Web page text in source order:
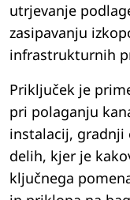
utrjevanje
zasipavanju
infrastrukturnih
Priključek je
pri polaganju
instalacij, gradnji
delih, kjer je
ključnega